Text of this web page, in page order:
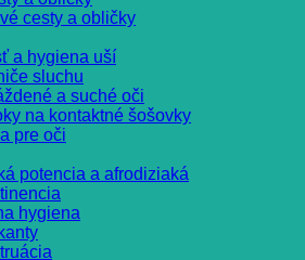
cesty a obličky
a hygiena uší
sluchu
a suché oči
na kontaktné šošovky
pre oči
potencia a afrodiziaká
hygiena